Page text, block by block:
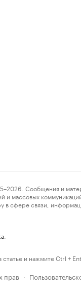
Сообщения и
массовых
в сфере связи,
и нажмите Ctrl +
прав ·